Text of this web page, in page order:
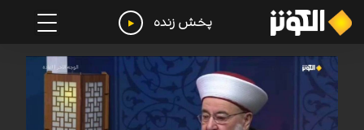
پخش زنده